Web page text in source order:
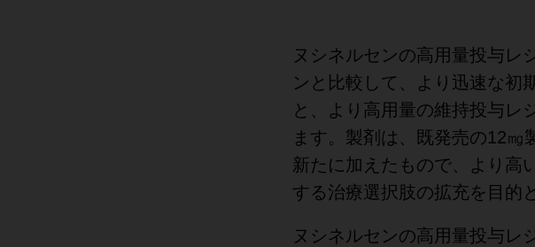
ヌシネルセンの高用量投与レ
ンと比較して、より迅速な初
と、より高用量の維持投与レ
ます。製剤は、既発売の12
新たに加えたもので、より高
する治療選択肢の拡充を目的
ヌシネルセンの高用量投与レ